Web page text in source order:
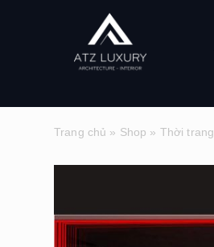
Trang chủ » Shop » Thời trang